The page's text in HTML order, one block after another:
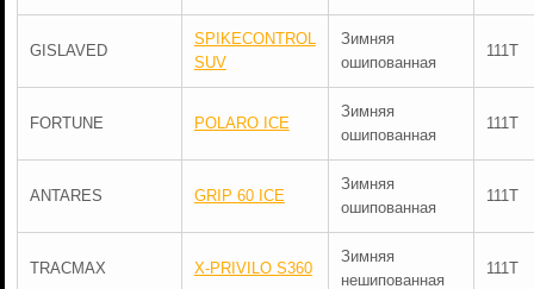
GISLAVED
SPIKECONTROL
SUV
Зимняя
ошипованная
111T
FORTUNE POLARO ICE
Зимняя
ошипованная
111T
ANTARES GRIP 60 ICE
Зимняя
ошипованная
111T
TRACMAX X-PRIVILO S360
Зимняя
нешипованная
111T